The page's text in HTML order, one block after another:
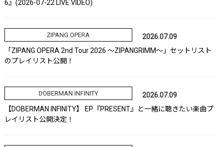
6』(2026-07-22 LIVE VIDEO)
ZIPANG OPERA
2026.07.09
「ZIPANG OPERA 2nd Tour 2026 ～ZIPANGRIMM～」セットリスト
のプレイリスト公開！
DOBERMAN INFINITY
2026.07.09
【DOBERMAN INFINITY】 EP『PRESENT』と一緒に聴きたい楽曲プ
レイリスト公開決定！